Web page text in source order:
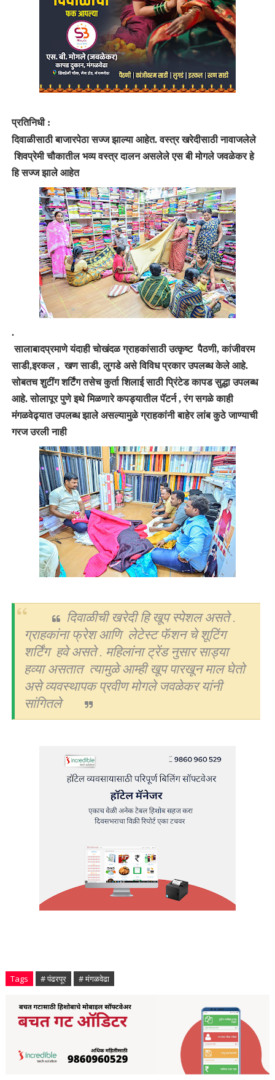
प्रतिनिधी :
दिवाळीसाठी बाजारपेठा सज्ज झाल्या आहेत.वस्त्र खरेदीसाठी नावाजलेले
शिवप्रेमी चौकातील भव्य वस्त्र दालन असलेले एस बी मोगले जवळेकर हे
हि सज्ज झाले आहेत
.
सालाबादप्रमाणे यंदाही चोखंदळ ग्राहकांसाठी उत्कृष्ट पैठणी,कांजीवरम
साडी,इरकल,खण साडी,लुगडे असे विविध प्रकार उपलब्ध केले आहे.
सोबतच शुटींग शर्टिंग तसेच कुर्ता शिलाई साठी प्रिंटेड कापड सुद्धा उपलब्ध
आहे.सोलापूर पुणे इथे मिळणारे कपड्यातील पॅटर्न,रंग सगळे काही
मंगळवेढ्यात उपलब्ध झाले असल्यामुळे ग्राहकांनी बाहेर लांब कुठे जाण्याची
गरज उरली नाही
दिवाळीची खरेदी हिखूप स्पेशलअसते.
ग्राहकांना फ्रेश आणि लेटेस्ट फॅशन चे शूटिंग
शर्टिंग हवे असते . महिलांना ट्रेंड नुसार साड्या
हव्या असतात त्यामुळे आम्ही खूप पारखून माल घेतो
असे व्यवस्थापक प्रवीण मोगले जवळेकर यांनी
सांगितले
Tags # पंढरपूर # मंगळवेढा